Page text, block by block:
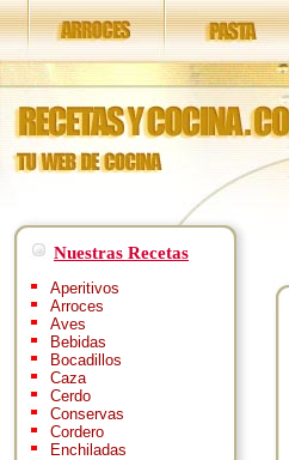
Nuestras Recetas
Aperitivos
Arroces
Aves
Bebidas
Bocadillos
Caza
Cerdo
Conservas
Cordero
Enchiladas